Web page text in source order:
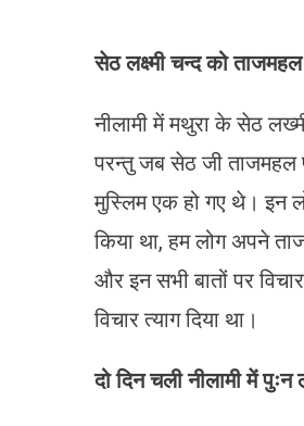
सेठ लक्ष्मी चन्द को
नीलामी में मथुरा के सेठ
परन्तु जब सेठ जी ताजमहल
मुस्लिम एक हो गए थे। इन
किया था, हम लोग अपने
और इन सभी बातों पर
विचार त्याग दिया था।
दो दिन चली नीलामी में